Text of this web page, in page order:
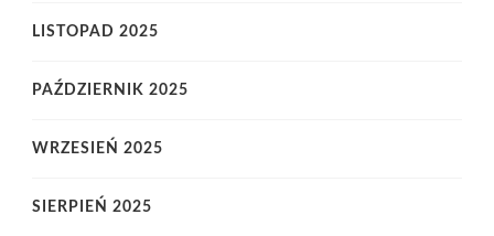
LISTOPAD 2025
PAŹDZIERNIK 2025
WRZESIEŃ 2025
SIERPIEŃ 2025